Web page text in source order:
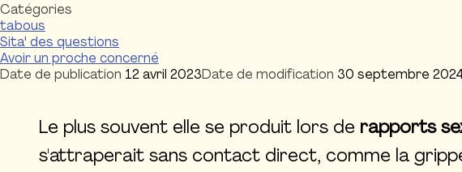
Catégories
tabous
Sita' des questions
Avoir un proche concerné
Date de publication 12 avril 2023Date de modification 30 septembre 2024
Le plus souvent elle se produit lors de rapports
s'attraperait sans contact direct, comme la